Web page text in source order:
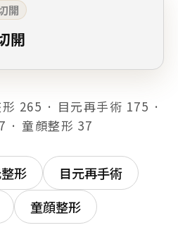
開
開
265 · 目元再手術 175 ·
· 童顔整形 37
形
目元再手術
童顔整形